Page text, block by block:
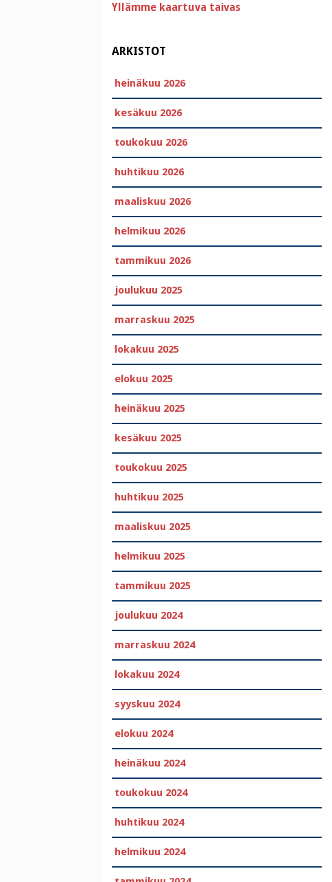
Yllämme kaartuva taivas
ARKISTOT
heinäkuu 2026
kesäkuu 2026
toukokuu 2026
huhtikuu 2026
maaliskuu 2026
helmikuu 2026
tammikuu 2026
joulukuu 2025
marraskuu 2025
lokakuu 2025
elokuu 2025
heinäkuu 2025
kesäkuu 2025
toukokuu 2025
huhtikuu 2025
maaliskuu 2025
helmikuu 2025
tammikuu 2025
joulukuu 2024
marraskuu 2024
lokakuu 2024
syyskuu 2024
elokuu 2024
heinäkuu 2024
toukokuu 2024
huhtikuu 2024
helmikuu 2024